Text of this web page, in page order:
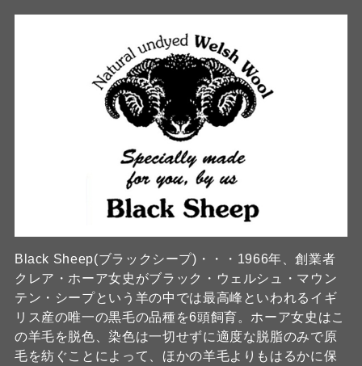
Black Sheep(ブラックシープ)・・・1966年、創業者
クレア・ホーア女史がブラック・ウェルシュ・マウン
テン・シープという羊の中では最高峰といわれるイギ
リス産の唯一の黒毛の品種を6頭飼育。ホーア女史はこ
の羊毛を脱色、染色は一切せずに適度な脱脂のみで原
毛を紡ぐことによって、ほかの羊毛よりもはるかに保